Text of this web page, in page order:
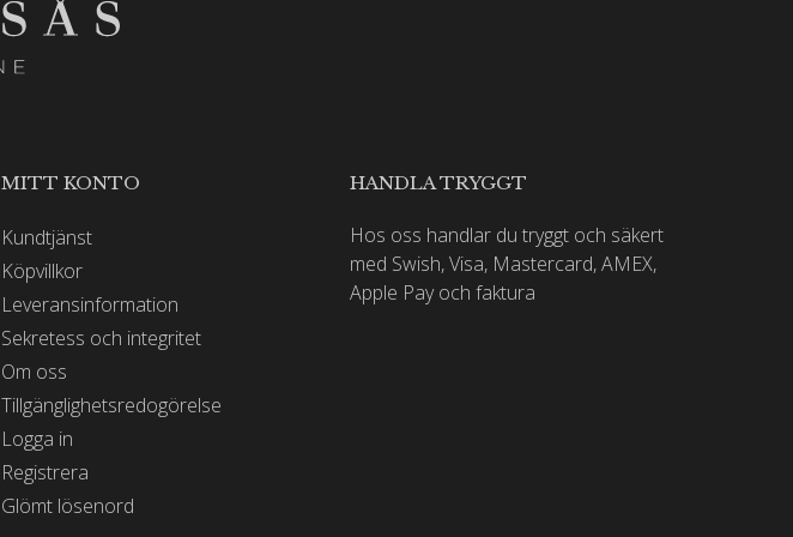
MITT KONTO
Kundtjänst
Köpvillkor
Leveransinformation
Sekretess och integritet
Om oss
Tillgänglighetsredogörelse
Logga in
Registrera
Glömt lösenord
HANDLA TRYGGT
Hos oss handlar du tryggt och säkert
med Swish, Visa, Mastercard, AMEX,
Apple Pay och faktura